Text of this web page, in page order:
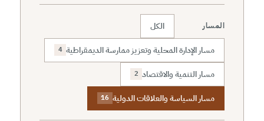
المسار
الكل
مسار الإدارة المحلية وتعزيز ممارسة الديمقراطية 4
مسار التنمية والاقتصاد 2
مسار السياسة والعلاقات الدولية 16